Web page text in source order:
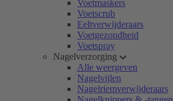
Voetmaskers
Voetscrub
Eeltverwijderaars
Voetgezondheid
Voetspray
Nagelverzorging
Alle weergeven
Nagelvijlen
Nagelriemverwijderaars